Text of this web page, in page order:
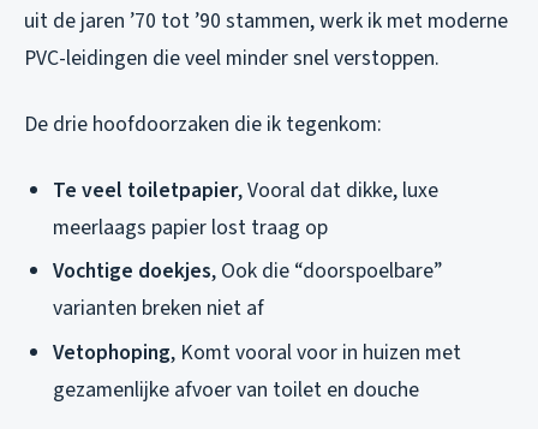
uit de jaren ’70 tot ’90 stammen, werk ik met moderne
PVC-leidingen die veel minder snel verstoppen.
De drie hoofdoorzaken die ik tegenkom:
Te veel toiletpapier, Vooral dat dikke, luxe
meerlaags papier lost traag op
Vochtige doekjes, Ook die “doorspoelbare”
varianten breken niet af
Vetophoping, Komt vooral voor in huizen met
gezamenlijke afvoer van toilet en douche